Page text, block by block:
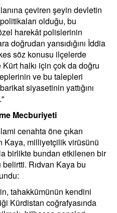
çeviren şeyin devletin
olduğu, bu
harekât polislerinin
doğrudan yansıdığını İddia
söz konusu ilçelerde
Kürt halkı için çok da doğru
ve bu talepleri
siyasetinin yattığını
Mecburiyeti
cenahta öne çıkan
Kaya, milliyetçilik virüsünü
birlikte bundan etkilenen bir
Rıdvan Kaya bu
tahakkümünün kendini
Kürdistan coğrafyasında